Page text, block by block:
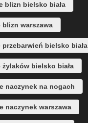
blizn bielsko biała
warszawa
bielsko biała
bielsko biała
naczynek na nogach
naczynek warszawa